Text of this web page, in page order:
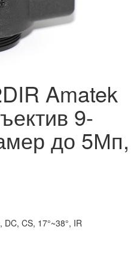
Amatek
9-
до 5Мп,
CS, 17°~38°, IR